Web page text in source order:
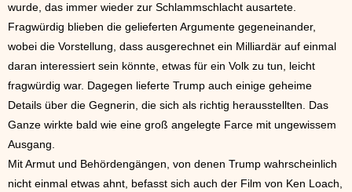
wurde, das immer wieder zur Schlammschlacht ausartete.
Fragwürdig blieben die gelieferten Argumente gegeneinander,
wobei die Vorstellung, dass ausgerechnet ein Milliardär auf einmal
daran interessiert sein könnte, etwas für ein Volk zu tun, leicht
fragwürdig war. Dagegen lieferte Trump auch einige geheime
Details über die Gegnerin, die sich als richtig herausstellten. Das
Ganze wirkte bald wie eine groß angelegte Farce mit ungewissem
Ausgang.
Mit Armut und Behördengängen, von denen Trump wahrscheinlich
nicht einmal etwas ahnt, befasst sich auch der Film von Ken Loach,